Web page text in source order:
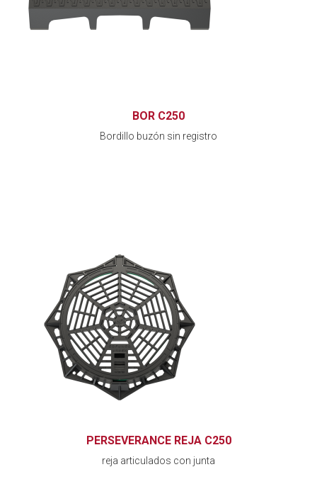
BOR C250
Bordillo buzón sin registro
PERSEVERANCE REJA C250
reja articulados con junta